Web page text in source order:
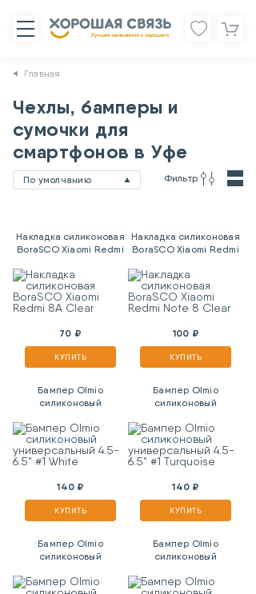
Главная
Чехлы, бамперы и
сумочки для
смартфонов в Уфе
По умолчанию Фильтр
Накладка силиконовая
BoraSCO Xiaomi Redmi
70 ₽
КУПИТЬ
Накладка силиконовая
BoraSCO Xiaomi Redmi
100 ₽
КУПИТЬ
Бампер Olmio
силиконовый
6.5" #1 White
140 ₽
КУПИТЬ
Бампер Olmio
силиконовый
6.5" #1 Turquoise
140 ₽
КУПИТЬ
Бампер Olmio
силиконовый
6.5" #1 Pink
Бампер Olmio
силиконовый
6.5" #1 Khaki